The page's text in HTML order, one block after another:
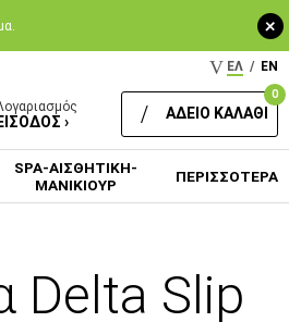
+
ΕΛ / EN
ΕΙΣΟΔΟΣ ›
0
ΑΔΕΙΟ ΚΑΛΑΘΙ
SPA-ΑΙΣΘΗΤΙΚΗ-
ΜΑΝΙΚΙΟΥΡ
ΠΕΡΙΣΣΟΤΕΡΑ
Delta Slip